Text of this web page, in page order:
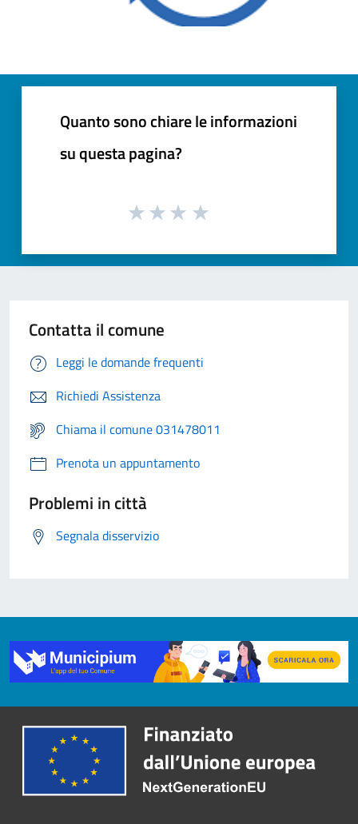
Quanto sono chiare le informazioni
su questa pagina?
Contatta il comune
Leggi le domande frequenti
Richiedi Assistenza
Chiama il comune 031478011
Prenota un appuntamento
Problemi in città
Segnala disservizio